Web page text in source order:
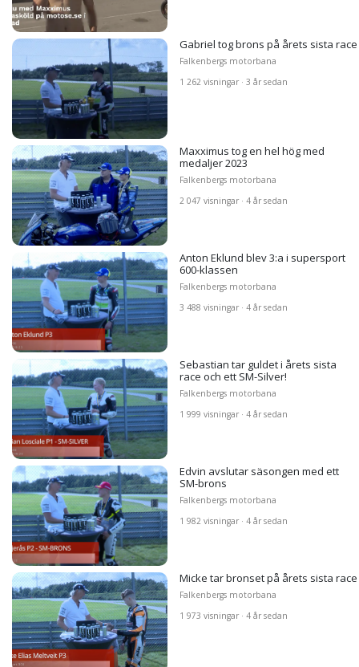
Gabriel tog brons på årets sista race
Falkenbergs motorbana
1 262 visningar · 3 år sedan
Maxximus tog en hel hög med
medaljer 2023
Falkenbergs motorbana
2 047 visningar · 4 år sedan
Anton Eklund blev 3:a i supersport
600-klassen
Falkenbergs motorbana
3 488 visningar · 4 år sedan
Sebastian tar guldet i årets sista
race och ett SM-Silver!
Falkenbergs motorbana
1 999 visningar · 4 år sedan
Edvin avslutar säsongen med ett
SM-brons
Falkenbergs motorbana
1 982 visningar · 4 år sedan
Micke tar bronset på årets sista race
Falkenbergs motorbana
1 973 visningar · 4 år sedan